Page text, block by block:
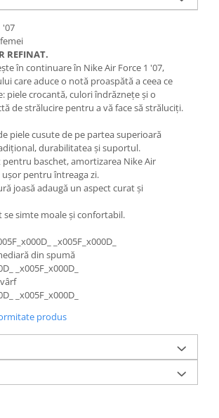
'07
REFINAT.
în continuare în Nike Air Force 1 '07,
care aduce o notă proaspătă a ceea ce
piele crocantă, culori îndrăznețe și o
de strălucire pentru a vă face să străluciți.
piele cusute de pe partea superioară
durabilitatea și suportul.
baschet, amortizarea Nike Air
pentru întreaga zi.
joasă adaugă un aspect curat și
se simte moale și confortabil.
_x005F_x000D_
din spumă
_x005F_x000D_
_x005F_x000D_
produs